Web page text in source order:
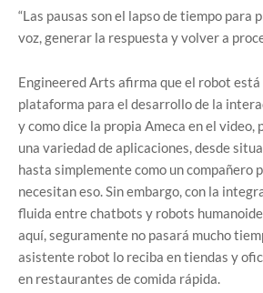
“Las pausas son el lapso de tiempo para
voz, generar la respuesta y volver a
Engineered Arts afirma que el robot
plataforma para el desarrollo de la
y como dice la propia Ameca en el video,
una variedad de aplicaciones, desde
hasta simplemente como un compañero
necesitan eso. Sin embargo, con la
fluida entre chatbots y robots
aquí, seguramente no pasará mucho
asistente robot lo reciba en tiendas y
en restaurantes de comida rápida.